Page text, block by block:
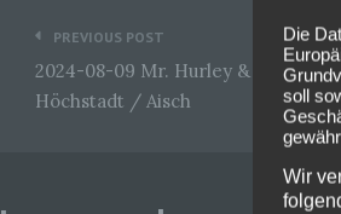
Beitragsnavigation
PREVIOUS POST
2024-08-09 Mr. Hurley & die
Höchstadt / Aisch
Die
soll
Wir